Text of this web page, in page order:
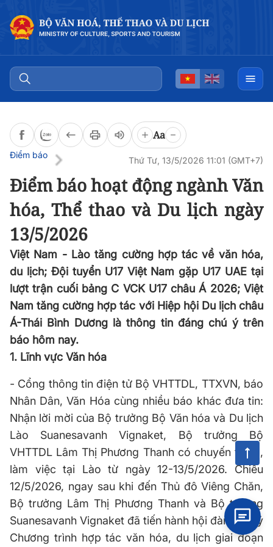
Aa
Điểm báo
Thứ Tư, 13/5/2026 11:01 (GMT+7)
Điểm báo hoạt động ngành Văn
hóa, Thể thao và Du lịch ngày
13/5/2026
Việt Nam - Lào tăng cường hợp tác về văn hóa,
du lịch; Đội tuyển U17 Việt Nam gặp U17 UAE tại
lượt trận cuối bảng C VCK U17 châu Á 2026; Việt
Nam tăng cường hợp tác với Hiệp hội Du lịch châu
Á-Thái Bình Dương là thông tin đáng chú ý trên
báo hôm nay.
1. Lĩnh vực Văn hóa
- Cổng thông tin điện tử Bộ VHTTDL, TTXVN, báo
Nhân Dân, Văn Hóa cùng nhiều báo khác đưa tin:
Nhận lời mời của Bộ trưởng Bộ Văn hóa và Du lịch
Lào Suanesavanh Vignaket, Bộ trưởng Bộ
VHTTDL Lâm Thị Phương Thanh có chuyến thăm,
làm việc tại Lào từ ngày 12-13/5/2026. Chiều
12/5/2026, ngay sau khi đến Thủ đô Viêng Chăn,
Bộ trưởng Lâm Thị Phương Thanh và Bộ trưởng
Suanesavanh Vignaket đã tiến hành hội đàm và ký
Chương trình hợp tác văn hóa, du lịch giai đoạn
Đọc bài